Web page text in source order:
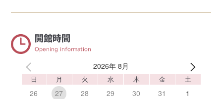
開館時間
Opening information
2026年 8月
日 月 火 水 木 金 土
26 27 28 29 30 31
1